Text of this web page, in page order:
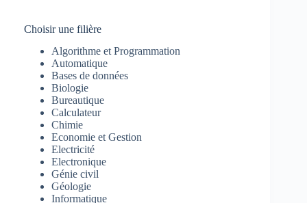
Choisir une filière
Algorithme et Programmation
Automatique
Bases de données
Biologie
Bureautique
Calculateur
Chimie
Economie et Gestion
Electricité
Electronique
Génie civil
Géologie
Informatique